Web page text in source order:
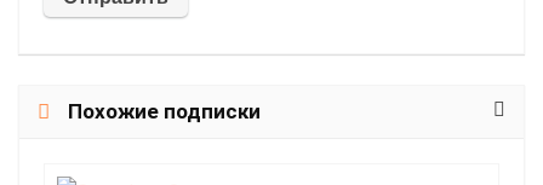
Похожие подписки